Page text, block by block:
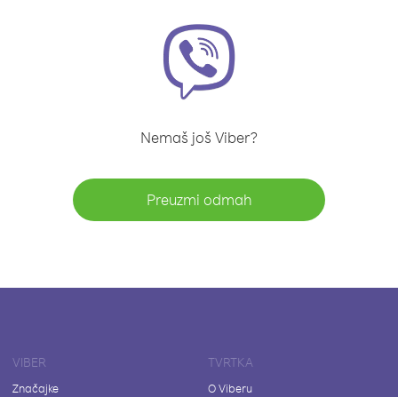
Nemaš još Viber?
Preuzmi odmah
VIBER
Značajke
TVRTKA
O Viberu